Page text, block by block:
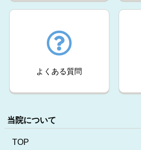
よくある質問
当院について
TOP